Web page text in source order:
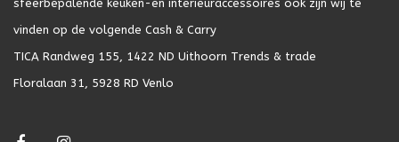
sfeerbepalende keuken-en interieuraccessoires ook zijn wij te
vinden op de volgende Cash & Carry
TICA Randweg 155, 1422 ND Uithoorn Trends & trade
Floralaan 31, 5928 RD Venlo